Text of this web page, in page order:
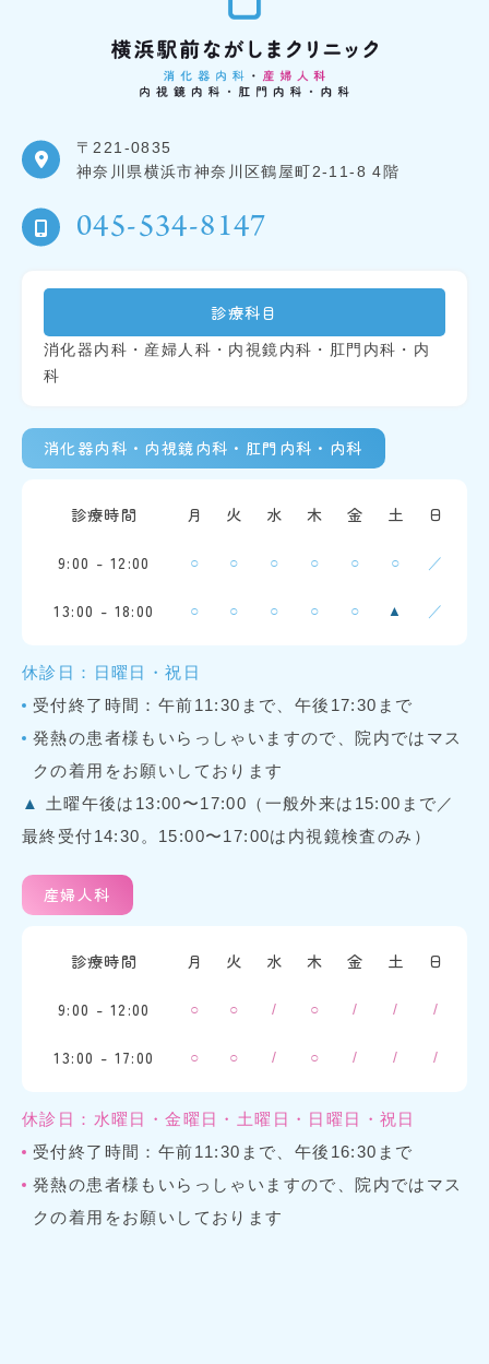
〒221-0835
神奈川県横浜市神奈川区鶴屋町2-11-8 4階
045-534-8147
診療科目
消化器内科・産婦人科・内視鏡内科・肛門内科・内
科
消化器内科・内視鏡内科・肛門内科・内科
診療時間 月 火 水 木 金 土 日
9:00 - 12:00 ○ ○ ○ ○ ○ ○ ／
13:00 - 18:00 ○ ○ ○ ○ ○ ▲ ／
休診日：日曜日・祝日
受付終了時間：午前11:30まで、午後17:30まで
発熱の患者様もいらっしゃいますので、院内ではマス
クの着用をお願いしております
▲
土曜午後は13:00〜17:00（一般外来は15:00まで／
最終受付14:30。15:00〜17:00は内視鏡検査のみ）
産婦人科
診療時間 月 火 水 木 金 土 日
9:00 - 12:00 ○ ○ / ○ / / /
13:00 - 17:00 ○ ○ / ○ / / /
休診日：水曜日・金曜日・土曜日・日曜日・祝日
受付終了時間：午前11:30まで、午後16:30まで
発熱の患者様もいらっしゃいますので、院内ではマス
クの着用をお願いしております